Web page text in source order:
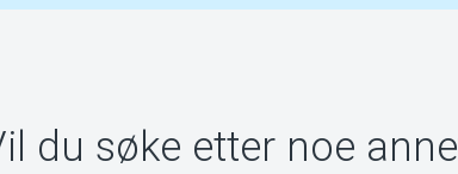
du søke etter noe